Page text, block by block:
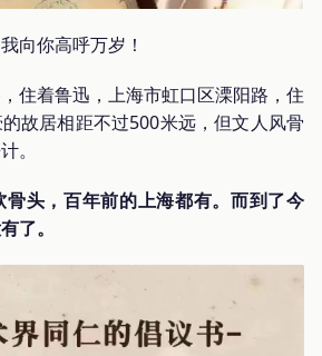
向你高呼万岁！
住着鲁迅，上海市虹口区溧阳路，住
故居相距不过500米远，但文人风骨
。
头，百年前的上海都有。而到了今
了。